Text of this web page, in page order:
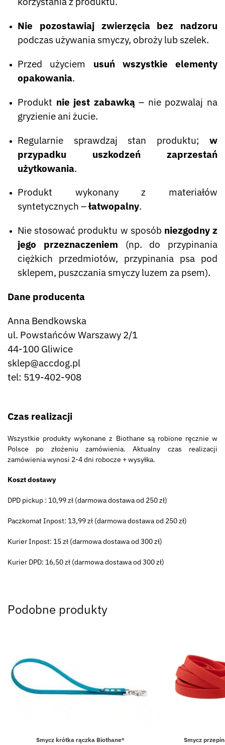
Nie pozostawiaj zwierzęcia bez nadzoru
podczas używania smyczy, obroży lub szelek.
Przed użyciem usuń wszystkie elementy
opakowania.
Produkt nie jest zabawką– nie pozwalaj na
gryzienie ani żucie.
Regularnie sprawdzaj stan produktu; w
przypadku uszkodzeń zaprzestań
użytkowania.
Produkt wykonany z materiałów
syntetycznych –łatwopalny.
Nie stosować produktu w sposób niezgodny z
jego przeznaczeniem (np. do przypinania
ciężkich przedmiotów, przypinania psa pod
sklepem, puszczania smyczy luzem za psem).
Dane producenta
Anna Bendkowska
ul. Powstańców Warszawy 2/1
44-100 Gliwice
sklep@accdog.pl
tel: 519-402-908
Czas realizacji
Wszystkie produkty wykonane z Biothane są robione ręcznie w
Polsce po złożeniu zamówienia. Aktualny czas realizacji
zamówienia wynosi 2-4 dni robocze + wysyłka.
Koszt dostawy
DPD pickup : 10,99 zł (darmowa dostawa od 250 zł)
Paczkomat Inpost: 13,99 zł (darmowa dostawa od 250 zł)
Kurier Inpost: 15 zł (darmowa dostawa od 300 zł)
Kurier DPD: 16,50 zł (darmowa dostawa od 300 zł)
Podobne produkty
Smycz krótka rączka Biothane® Smycz